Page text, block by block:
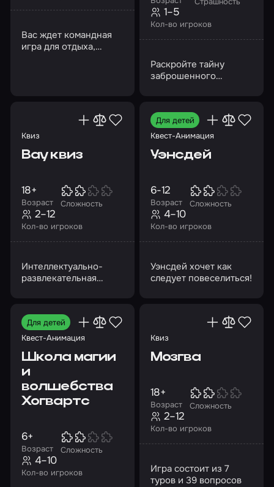
Вас ждет командная
игра для отдыха,
Кол-во игроков
1–5
Раскройте тайну
заброшенного
Квиз
Вау квиз
Возраст
18+
Сложность
Кол-во игроков
2–12
Интеллектуально-
развлекательная
Для детей
Квест-Анимация
Уэнсдей
Возраст
6-12
Сложность
Кол-во игроков
4–10
Уэнсдей хочет как
следует повеселиться!
Для детей
Квест-Анимация
Школа магии
и
волшебства
Хогвартс
Возраст
6+
Сложность
Кол-во игроков
4–10
Квиз
Мозгва
Возраст
18+
Сложность
Кол-во игроков
2–12
Игра состоит из 7
туров и 39 вопросов